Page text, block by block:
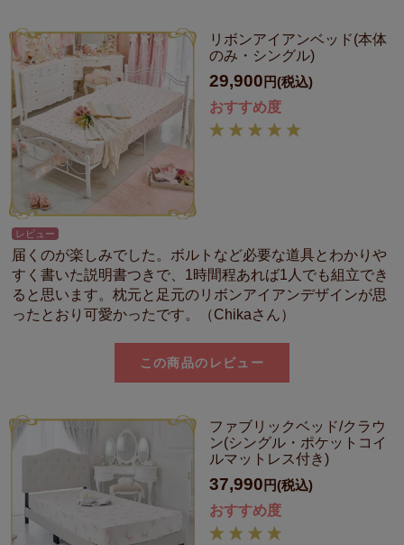
リボンアイアンベッド(本体
のみ・シングル)
29,900 円(税込)
おすすめ度
レビュー
届くのが楽しみでした。ボルトなど必要な道具とわかりや
すく書いた説明書つきで、1時間程あれば1人でも組立でき
ると思います。枕元と足元のリボンアイアンデザインが思
ったとおり可愛かったです。（Chikaさん）
この商品のレビュー
ファブリックベッド/クラウ
ン(シングル・ポケットコイ
ルマットレス付き)
37,990 円(税込)
おすすめ度